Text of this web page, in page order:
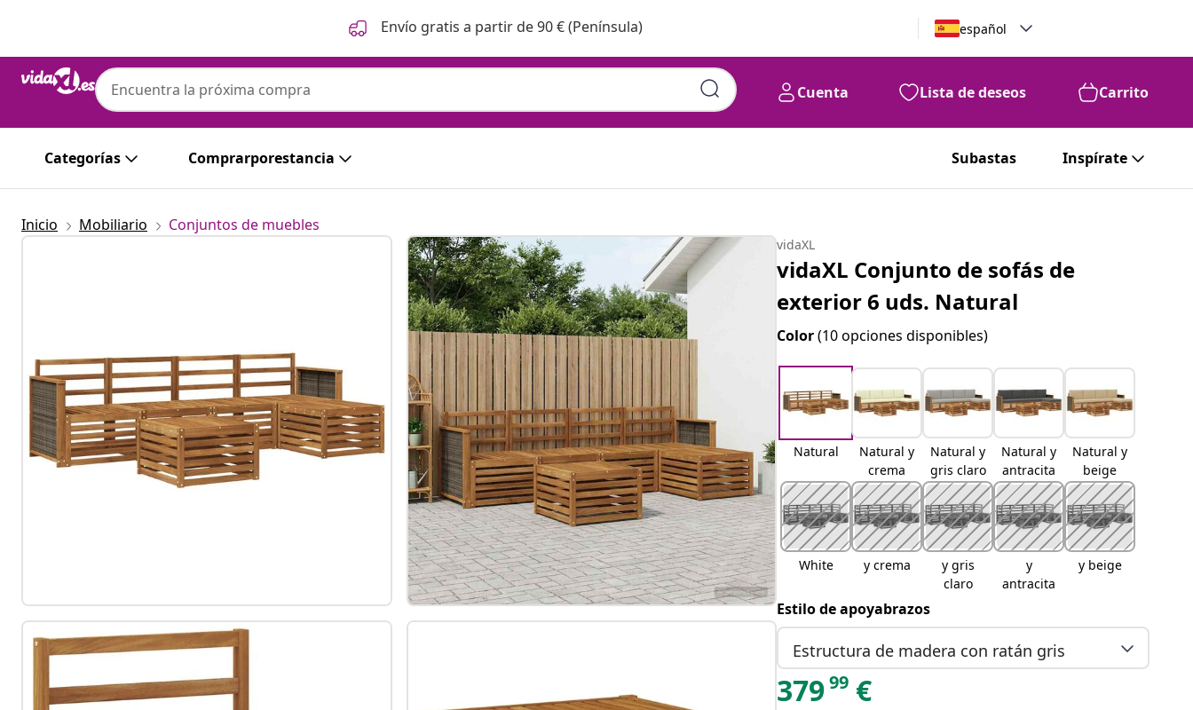
Envío gratis a partir de 90 € (Península) español
Cuenta Lista de deseos Carrito
Categorías Comprarporestancia Subastas Inspírate
Inicio Mobiliario Conjuntos de muebles
vidaXL
vidaXL Conjunto de sofás de
exterior 6 uds. Natural
Color(10 opciones disponibles)
Natural
Natural y
crema
Natural y
gris claro
Natural y
antracita
Natural y
beige
White y crema
y gris
claro
y
antracita
y beige
Estilo de apoyabrazos
Estructura de madera con ratán gris
37999 €